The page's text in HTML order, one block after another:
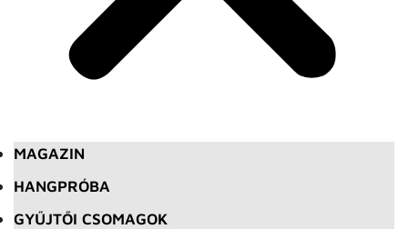
MAGAZIN
HANGPRÓBA
GYŰJTŐI CSOMAGOK